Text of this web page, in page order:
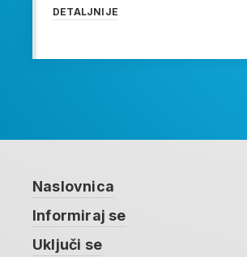
DETALJNIJE
Naslovnica
Informiraj se
Uključi se